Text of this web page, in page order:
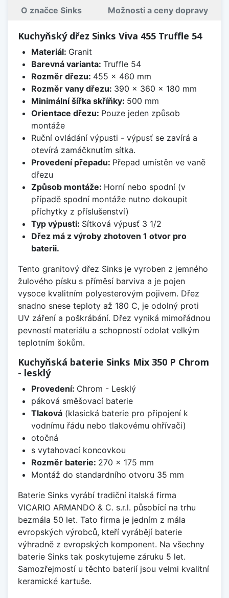
O značce Sinks Možnosti a ceny dopravy
Kuchyňský dřez Sinks Viva 455 Truffle 54
Materiál: Granit
Barevná varianta: Truffle 54
Rozměr dřezu: 455 x 460 mm
Rozměr vany dřezu: 390 x 360 x 180 mm
Minimální šířka skříňky: 500 mm
Orientace dřezu: Pouze jeden způsob
montáže
Ruční ovládání výpusti - výpusť se zavírá a
otevírá zamáčknutím sítka.
Provedení přepadu: Přepad umístěn ve vaně
dřezu
Způsob montáže: Horní nebo spodní (v
případě spodní montáže nutno dokoupit
příchytky z příslušenství)
Typ výpusti: Sítková výpusť 3 1/2
Dřez má z výroby zhotoven 1 otvor pro
baterii.
Tento granitový dřez Sinks je vyroben z jemného
žulového písku s příměsí barviva a je pojen
vysoce kvalitním polyesterovým pojivem. Dřez
snadno snese teploty až 180 C, je odolný proti
UV záření a poškrábání. Dřez vyniká mimořádnou
pevností materiálu a schopností odolat velkým
teplotním šokům.
Kuchyňská baterie Sinks Mix 350 P Chrom
- lesklý
Provedení: Chrom - Lesklý
páková směšovací baterie
Tlaková(klasická baterie pro připojení k
vodnímu řádu nebo tlakovému ohřívači)
otočná
s vytahovací koncovkou
Rozměr baterie: 270 x 175 mm
Montáž do standardního otvoru 35 mm
Baterie Sinks vyrábí tradiční italská firma
VICARIO ARMANDO & C. s.r.l. působící na trhu
bezmála 50 let. Tato firma je jedním z mála
evropských výrobců, kteří vyrábějí baterie
výhradně z evropských komponent. Na všechny
baterie Sinks tak poskytujeme záruku 5 let.
Samozřejmostí u těchto baterií jsou velmi kvalitní
keramické kartuše.